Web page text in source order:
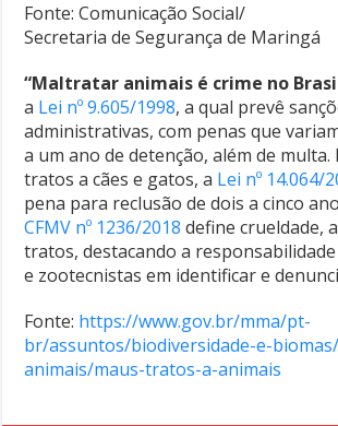
Fonte: Comunicação Social/
Secretaria de Segurança de Maringá
“Maltratar animais é crime no
a Lei nº 9.605/1998, a qual prevê
administrativas, com penas que
a um ano de detenção, além de multa.
tratos a cães e gatos, a Lei nº 14.064/
pena para reclusão de dois a cinco
CFMV nº 1236/2018 define crueldade,
tratos, destacando a
e zootecnistas em identificar e
Fonte: https://www.gov.br/mma/pt-
br/assuntos/biodiversidade-e-
animais/maus-tratos-a-animais